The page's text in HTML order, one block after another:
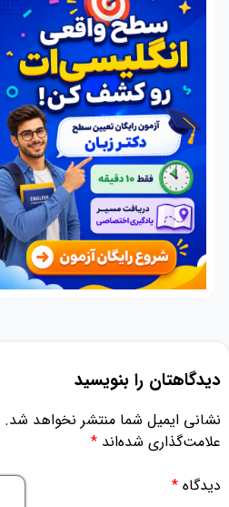
دیدگاهتان را بنویسید
نشانی ایمیل شما منتشر نخواهد شد.
علامت‌گذاری شده‌اند *
دیدگاه *